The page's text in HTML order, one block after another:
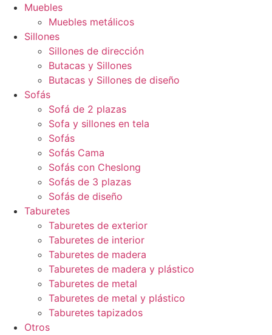
Muebles
Muebles metálicos
Sillones
Sillones de dirección
Butacas y Sillones
Butacas y Sillones de diseño
Sofás
Sofá de 2 plazas
Sofa y sillones en tela
Sofás
Sofás Cama
Sofás con Cheslong
Sofás de 3 plazas
Sofás de diseño
Taburetes
Taburetes de exterior
Taburetes de interior
Taburetes de madera
Taburetes de madera y plástico
Taburetes de metal
Taburetes de metal y plástico
Taburetes tapizados
Otros